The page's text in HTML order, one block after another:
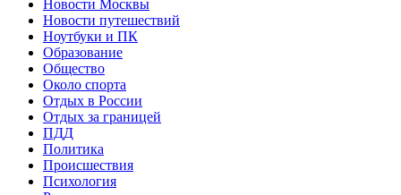
Новости Москвы
Новости путешествий
Ноутбуки и ПК
Образование
Общество
Около спорта
Отдых в России
Отдых за границей
ПДД
Политика
Происшествия
Психология